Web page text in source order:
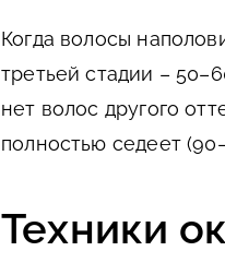
Когда волосы
третьей стадии –
нет волос другого
полностью седеет
Техники